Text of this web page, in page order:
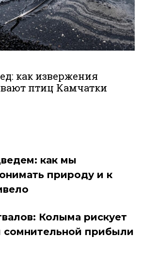
как извержения
птиц Камчатки
как мы
природу и к
Колыма рискует
сомнительной прибыли